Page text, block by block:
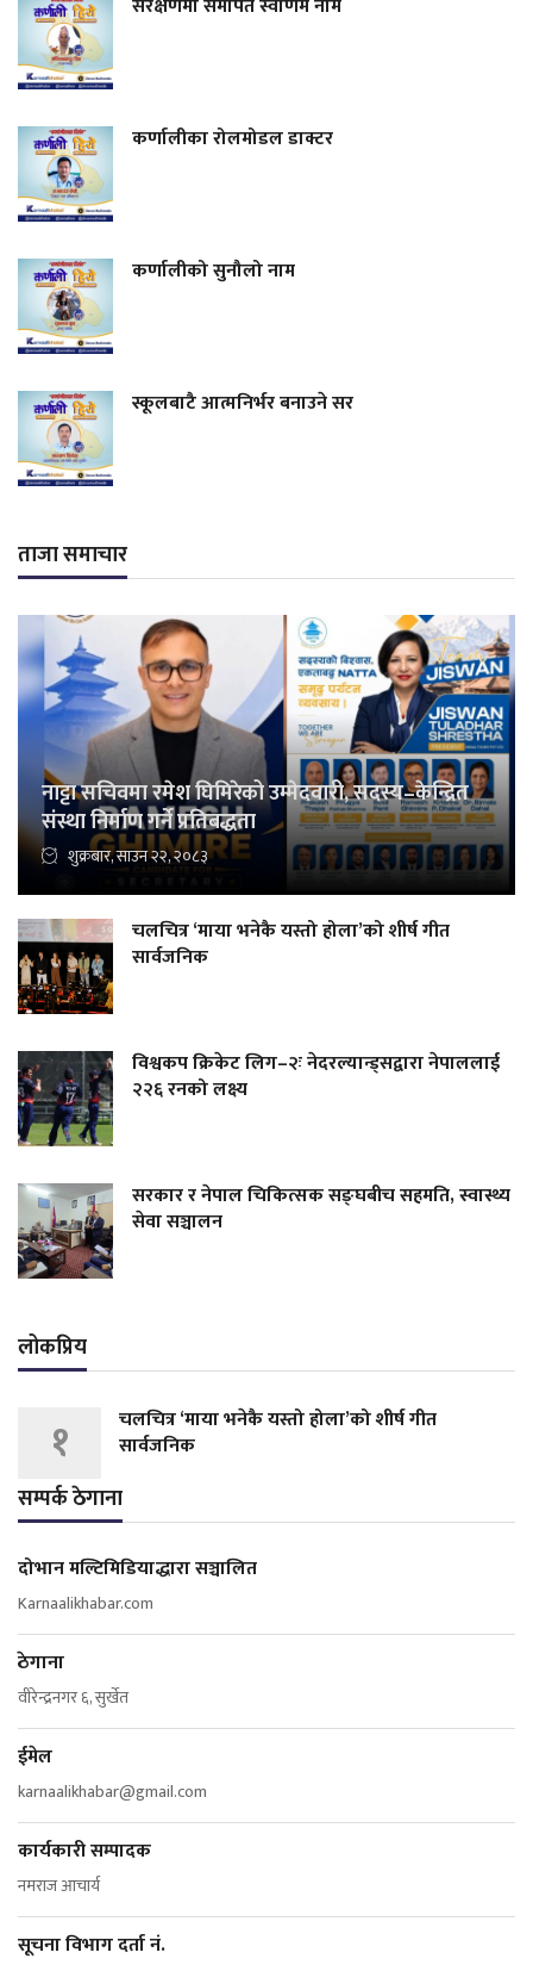
कर्णालीका रोलमोडल डाक्टर
कर्णालीको सुनौलो नाम
स्कूलबाटै आत्मनिर्भर बनाउने सर
ताजा समाचार
नाट्टा सचिवमा रमेश घिमिरेको उम्मेदवारी, सदस्य–केन्द्रित
संस्था निर्माण गर्ने प्रतिबद्धता
शुक्रबार, साउन २२, २०८३
चलचित्र ‘माया भनेकै यस्तो होला’को शीर्ष गीत
सार्वजनिक
विश्वकप क्रिकेट लिग–२ः नेदरल्यान्ड्सद्वारा नेपाललाई
२२६ रनको लक्ष्य
सरकार र नेपाल चिकित्सक सङ्घबीच सहमति, स्वास्थ्य
सेवा सञ्चालन
लोकप्रिय
१
चलचित्र ‘माया भनेकै यस्तो होला’को शीर्ष गीत
सार्वजनिक
सम्पर्क ठेगाना
दोभान मल्टिमिडियाद्धारा सञ्चालित
Karnaalikhabar.com
ठेगाना
वीरेन्द्रनगर ६, सुर्खेत
ईमेल
karnaalikhabar@gmail.com
कार्यकारी सम्पादक
नमराज आचार्य
सूचना विभाग दर्ता नं.